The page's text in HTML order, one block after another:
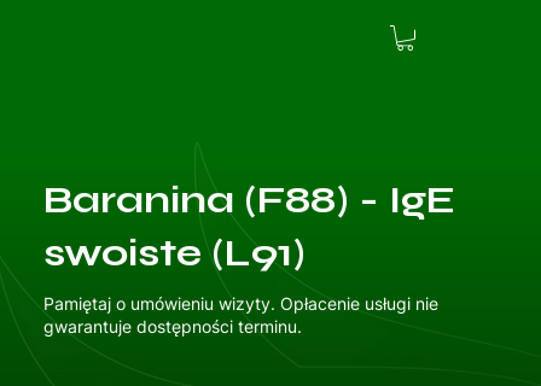
Baranina (F88) - IgE
swoiste (L91)
Pamiętaj o umówieniu wizyty. Opłacenie usługi nie
gwarantuje dostępności terminu.